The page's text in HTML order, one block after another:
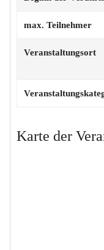
max. Teilnehmer
Veranstaltungsort
Karte der